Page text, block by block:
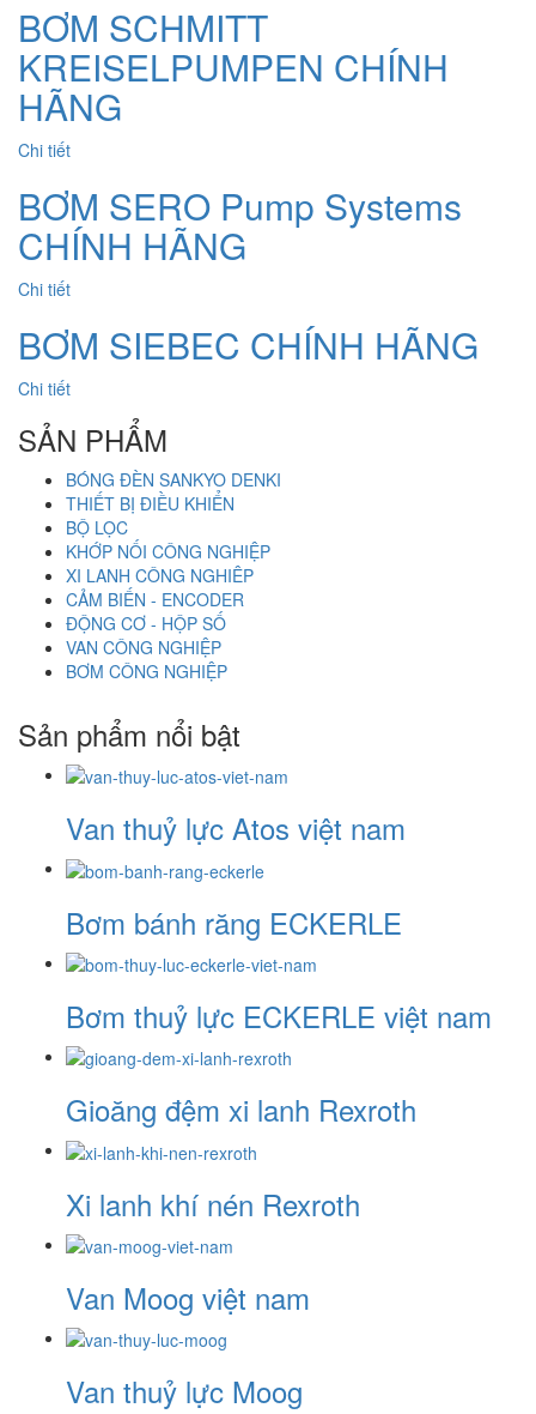
BƠM SCHMITT
KREISELPUMPEN CHÍNH
HÃNG
Chi tiết
BƠM SERO Pump Systems
CHÍNH HÃNG
Chi tiết
BƠM SIEBEC CHÍNH HÃNG
Chi tiết
SẢN PHẨM
BÓNG ĐÈN SANKYO DENKI
THIẾT BỊ ĐIỀU KHIỂN
BỘ LỌC
KHỚP NỐI CÔNG NGHIỆP
XI LANH CÔNG NGHIÊP
CẢM BIẾN - ENCODER
ĐỘNG CƠ - HỘP SỐ
VAN CÔNG NGHIỆP
BƠM CÔNG NGHIỆP
Sản phẩm nổi bật
Van thuỷ lực Atos việt nam
Bơm bánh răng ECKERLE
Bơm thuỷ lực ECKERLE việt nam
Gioăng đệm xi lanh Rexroth
Xi lanh khí nén Rexroth
Van Moog việt nam
Van thuỷ lực Moog